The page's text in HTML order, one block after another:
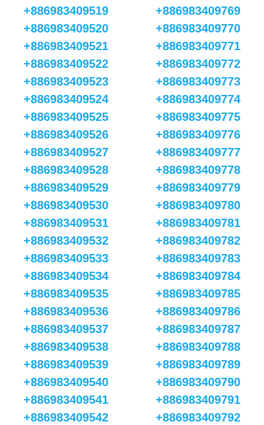
+886983409519
+886983409520
+886983409521
+886983409522
+886983409523
+886983409524
+886983409525
+886983409526
+886983409527
+886983409528
+886983409529
+886983409530
+886983409531
+886983409532
+886983409533
+886983409534
+886983409535
+886983409536
+886983409537
+886983409538
+886983409539
+886983409540
+886983409541
+886983409542
+886983409769
+886983409770
+886983409771
+886983409772
+886983409773
+886983409774
+886983409775
+886983409776
+886983409777
+886983409778
+886983409779
+886983409780
+886983409781
+886983409782
+886983409783
+886983409784
+886983409785
+886983409786
+886983409787
+886983409788
+886983409789
+886983409790
+886983409791
+886983409792